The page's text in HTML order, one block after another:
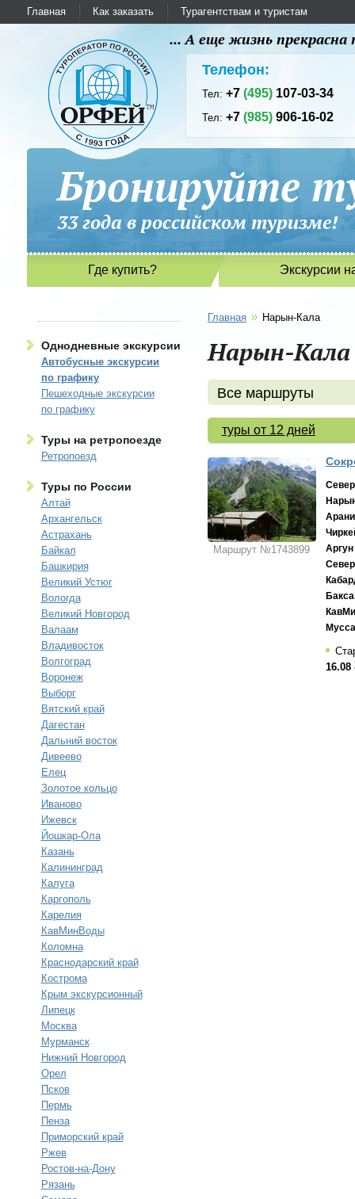
Главная Как заказать Турагентствам и туристам
... А еще жизнь
Телефон:
Тел:+7(495) 107-03-34
Тел:+7(985) 906-16-02
Бронируйте
33 года в российском
Где купить? Экскурсии
Однодневные экскурсии
Автобусные экскурсии
по графику
Пешеходные экскурсии
по графику
Туры на ретропоезде
Ретропоезд
Туры по России
Алтай
Архангельск
Астрахань
Байкал
Башкирия
Великий Устюг
Вологда
Великий Новгород
Валаам
Владивосток
Волгоград
Воронеж
Выборг
Вятский край
Дагестан
Дальний восток
Дивеево
Елец
Золотое кольцо
Иваново
Ижевск
Йошкар-Ола
Казань
Калининград
Калуга
Каргополь
Карелия
КавМинВоды
Коломна
Краснодарский край
Кострома
Крым экскурсионный
Липецк
Москва
Мурманск
Нижний Новгород
Орел
Псков
Пермь
Пенза
Приморский край
Ржев
Ростов-на-Дону
Рязань
Главная » Нарын-Кала
Нарын-Кала
Все маршруты
туры от 12 дней
Маршрут №1743899
Аргун
16.08